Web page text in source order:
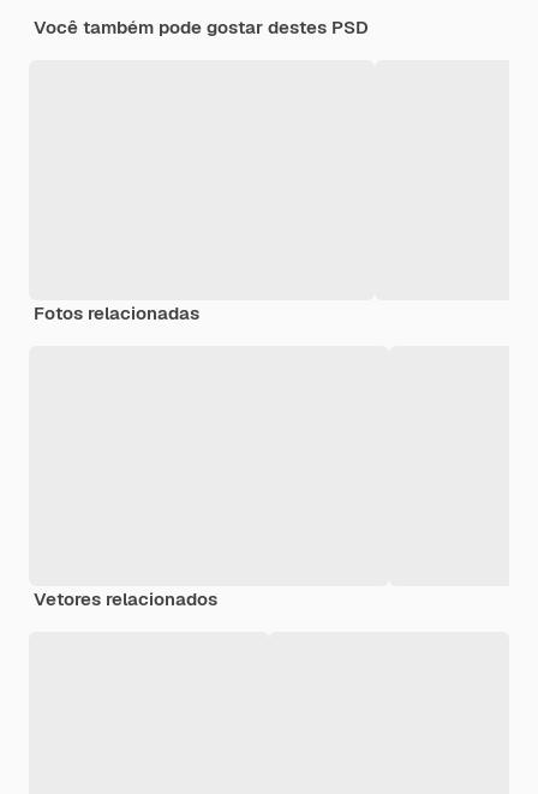
Você também pode gostar destes PSD
Fotos relacionadas
Vetores relacionados